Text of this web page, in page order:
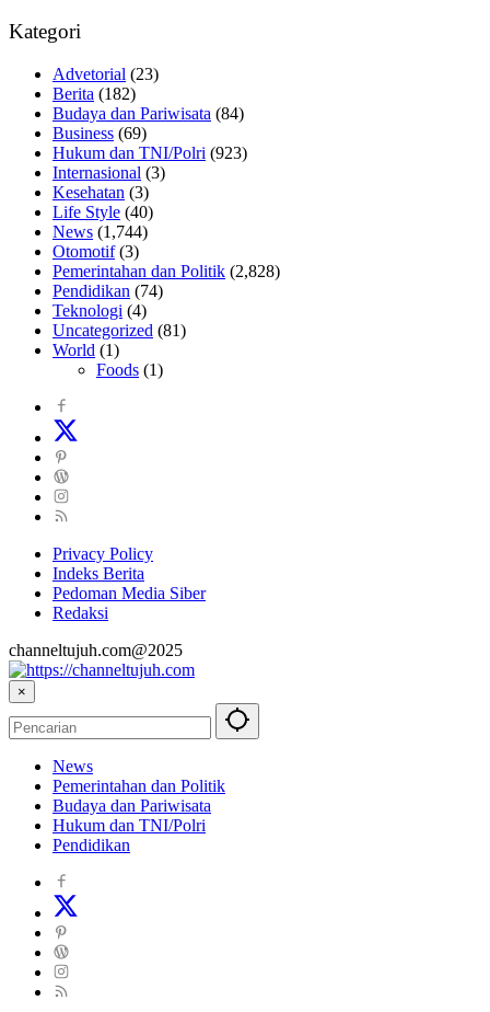
Kategori
Advetorial (23)
Berita (182)
Budaya dan Pariwisata (84)
Business (69)
Hukum dan TNI/Polri (923)
Internasional (3)
Kesehatan (3)
Life Style (40)
News (1,744)
Otomotif(3)
Pemerintahan dan Politik (2,828)
Pendidikan (74)
Teknologi (4)
Uncategorized (81)
World (1)
Foods (1)
Privacy Policy
Indeks Berita
Pedoman Media Siber
Redaksi
channeltujuh.com@2025
×
News
Pemerintahan dan Politik
Budaya dan Pariwisata
Hukum dan TNI/Polri
Pendidikan